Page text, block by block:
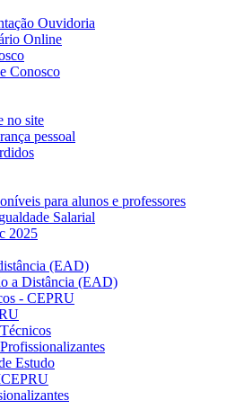
Ouvidoria
Online
Conosco
no site
pessoal
para alunos e professores
Salarial
2025
(EAD)
a Distância (EAD)
- CEPRU
Estudo